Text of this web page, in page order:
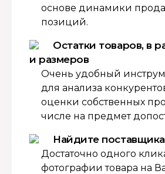
основе динамики
позиций.
Остатки товаров, в
и размеров
Очень удобный
для анализа
оценки собственных
числе на предмет
Найдите
Достаточно одного
фотографии товара на